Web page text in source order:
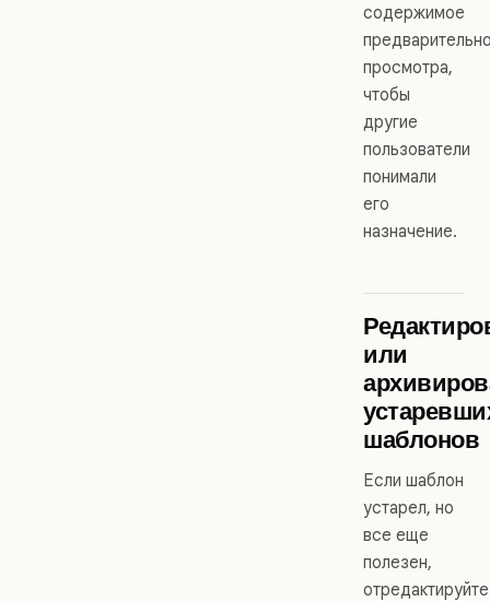
содержимое
просмотра,
чтобы
другие
пользователи
понимали
его
назначение.
или
шаблонов
Если шаблон
устарел, но
все еще
полезен,
отредактируйте